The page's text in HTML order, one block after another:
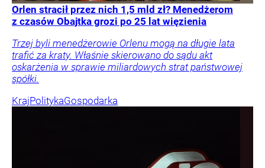
Orlen stracił przez nich 1,5 mld zł? Menedżerom
z czasów Obajtka grozi po 25 lat więzienia
Trzej byli menedżerowie Orlenu mogą na długie lata
trafić za kraty. Właśnie skierowano do sądu akt
oskarżenia w sprawie miliardowych strat państwowej
spółki.
KrajPolitykaGospodarka